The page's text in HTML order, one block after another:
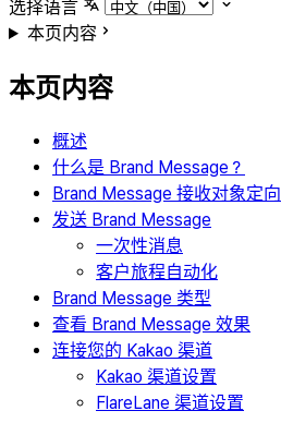
选择语言
本页内容
本页内容
概述
什么是 Brand Message？
Brand Message 接收对象定向
发送 Brand Message
一次性消息
客户旅程自动化
Brand Message 类型
查看 Brand Message 效果
连接您的 Kakao 渠道
Kakao 渠道设置
FlareLane 渠道设置